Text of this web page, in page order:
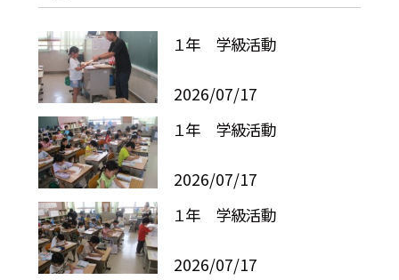
１年 学級活動
2026/07/17
１年 学級活動
2026/07/17
１年 学級活動
2026/07/17